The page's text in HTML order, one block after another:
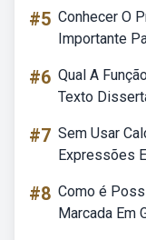
#5 Conhecer O
Importante
#6 Qual A
Texto
#7 Sem Usar
Expressões
#8 Como é
Marcada Em